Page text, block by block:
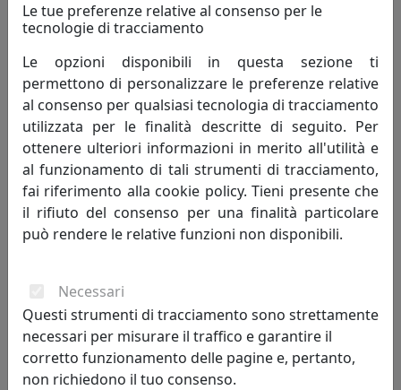
OROLOGIO DA PARETE FREEBIRD 2486B BIANCO
Progetti
392,00 €
Le tue preferenze relative al consenso per le
tecnologie di tracciamento
Le opzioni disponibili in questa sezione ti
permettono di personalizzare le preferenze relative
al consenso per qualsiasi tecnologia di tracciamento
utilizzata per le finalità descritte di seguito. Per
ottenere ulteriori informazioni in merito all'utilità e
al funzionamento di tali strumenti di tracciamento,
fai riferimento alla cookie policy. Tieni presente che
il rifiuto del consenso per una finalità particolare
può rendere le relative funzioni non disponibili.
Necessari
Questi strumenti di tracciamento sono strettamente
necessari per misurare il traffico e garantire il
corretto funzionamento delle pagine e, pertanto,
non richiedono il tuo consenso.